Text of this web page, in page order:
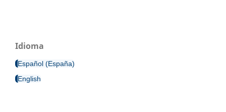
Idioma
Español (España)
English